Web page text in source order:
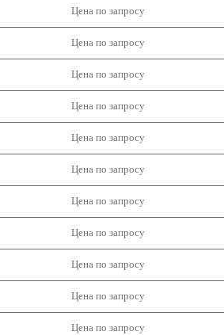
Цена по запросу
Цена по запросу
Цена по запросу
Цена по запросу
Цена по запросу
Цена по запросу
Цена по запросу
Цена по запросу
Цена по запросу
Цена по запросу
Цена по запросу